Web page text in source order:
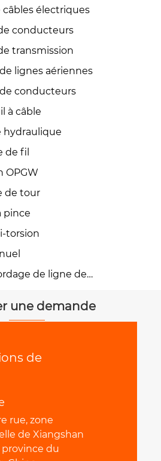
électriques
conducteurs
transmission
lignes aériennes
conducteurs
à câble
hydraulique
de fil
OPGW
de tour
pince
torsion
de ligne de
une demande
de
rue, zone
de Xiangshan
province du